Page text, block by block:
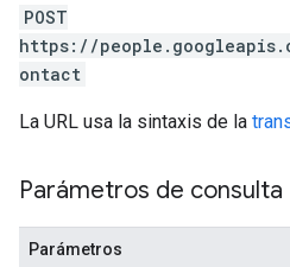
POST
https://
ontact
La URL usa la sintaxis de la
Parámetros de consulta
Parámetros